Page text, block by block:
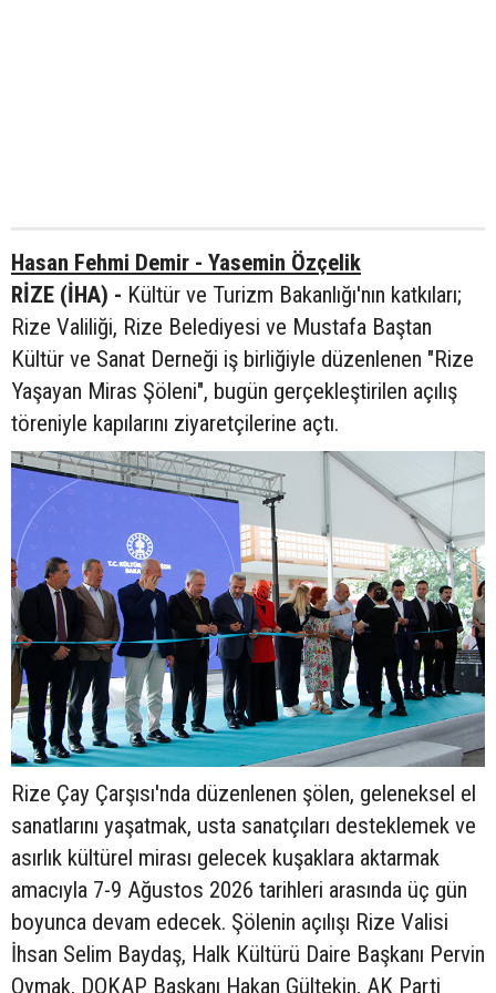
Hasan Fehmi Demir - Yasemin Özçelik
RİZE (İHA) - Kültür ve Turizm Bakanlığı'nın katkıları;
Rize Valiliği, Rize Belediyesi ve Mustafa Baştan
Kültür ve Sanat Derneği iş birliğiyle düzenlenen "Rize
Yaşayan Miras Şöleni", bugün gerçekleştirilen açılış
töreniyle kapılarını ziyaretçilerine açtı.
Rize Çay Çarşısı'nda düzenlenen şölen, geleneksel el
sanatlarını yaşatmak, usta sanatçıları desteklemek ve
asırlık kültürel mirası gelecek kuşaklara aktarmak
amacıyla 7-9 Ağustos 2026 tarihleri arasında üç gün
boyunca devam edecek. Şölenin açılışı Rize Valisi
İhsan Selim Baydaş, Halk Kültürü Daire Başkanı Pervin
Oymak, DOKAP Başkanı Hakan Gültekin, AK Parti